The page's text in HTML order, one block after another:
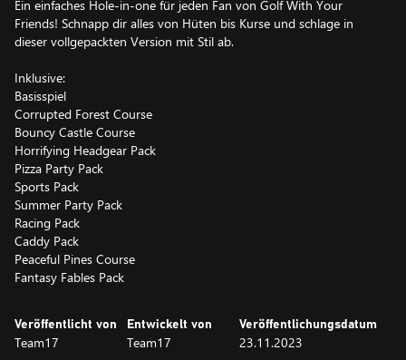
Ein einfaches Hole-in-one für jeden Fan von Golf With Your
Friends! Schnapp dir alles von Hüten bis Kurse und schlage in
dieser vollgepackten Version mit Stil ab.
Inklusive:
Basisspiel
Corrupted Forest Course
Bouncy Castle Course
Horrifying Headgear Pack
Pizza Party Pack
Sports Pack
Summer Party Pack
Racing Pack
Caddy Pack
Peaceful Pines Course
Fantasy Fables Pack
Veröffentlicht von
Team17
Entwickelt von
Team17
Veröffentlichungsdatum
23.11.2023